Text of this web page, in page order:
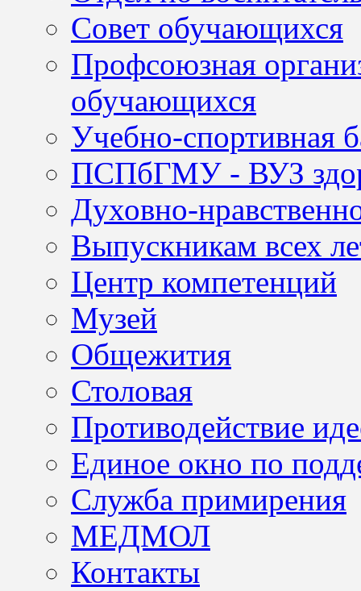
Совет обучающихся
Профсоюзная
обучающихся
Учебно-спортивная
ПСПбГМУ - ВУЗ
Духовно-
Выпускникам всех
Центр компетенций
Музей
Общежития
Столовая
Противодействие
Единое окно по
Служба примирения
МЕДМОЛ
Контакты